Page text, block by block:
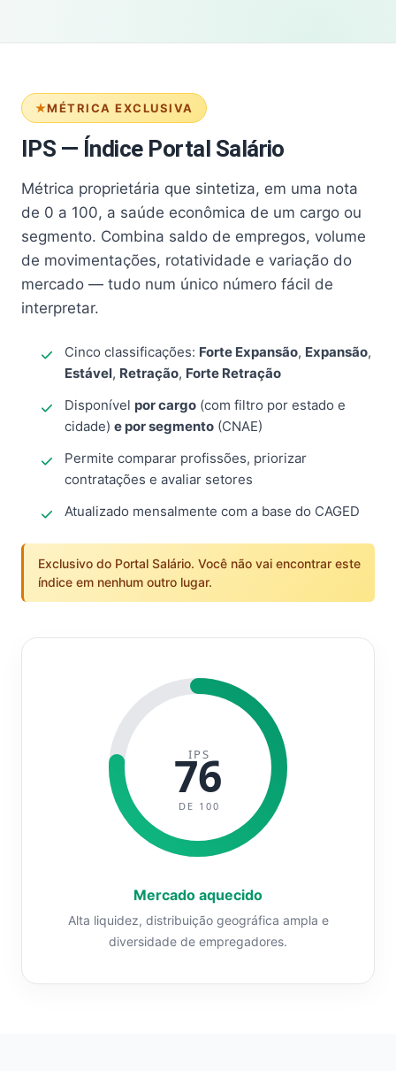
MÉTRICA EXCLUSIVA
IPS — Índice Portal Salário
Métrica proprietária que sintetiza, em uma nota
de 0 a 100, a saúde econômica de um cargo ou
segmento. Combina saldo de empregos, volume
de movimentações, rotatividade e variação do
mercado — tudo num único número fácil de
interpretar.
Cinco classificações: Forte Expansão, Expansão,
Estável, Retração, Forte Retração
Disponível por cargo (com filtro por estado e
cidade) e por segmento (CNAE)
Permite comparar profissões, priorizar
contratações e avaliar setores
Atualizado mensalmente com a base do CAGED
Exclusivo do Portal Salário. Você não vai encontrar este
índice em nenhum outro lugar.
IPS
76
DE 100
Mercado aquecido
Alta liquidez, distribuição geográfica ampla e
diversidade de empregadores.